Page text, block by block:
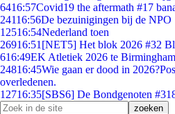
6416:57Covid19 the aftermath #17
24116:56De bezuinigingen bij de NPO
12516:54Nederland toen
26916:51 [NET5] Het blok 2026 #32
616:49EK Atletiek 2026 te
24816:45Wie gaan er dood in
overledenen.
12716:35[SBS6] De Bondgenoten